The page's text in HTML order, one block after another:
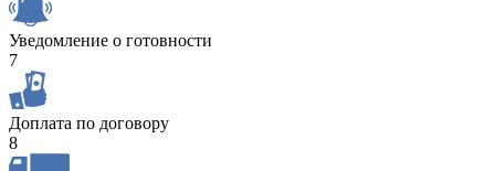
Уведомление о готовности
7
Доплата по договору
8